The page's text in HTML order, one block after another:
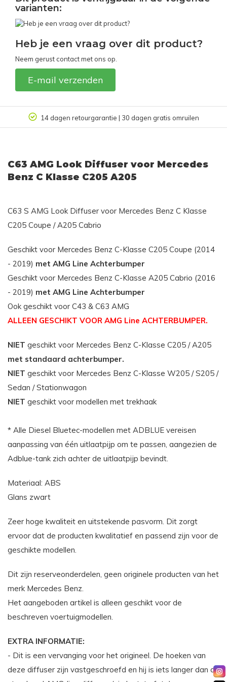
varianten:
Heb je een vraag over dit product?
Neem gerust contact met ons op.
E-mail verzenden
Klantbeoordeling 9.4/10
C63 AMG Look Diffuser voor Mercedes
Benz C Klasse C205 A205
C63 S AMG Look Diffuser voor Mercedes Benz C Klasse
C205 Coupe / A205 Cabrio
Geschikt voor Mercedes Benz C-Klasse C205 Coupe (2014
- 2019) met AMG Line Achterbumper
Geschikt voor Mercedes Benz C-Klasse A205 Cabrio (2016
- 2019) met AMG Line Achterbumper
Ook geschikt voor C43 & C63 AMG
ALLEEN GESCHIKT VOOR AMG Line ACHTERBUMPER.
NIET geschikt voor Mercedes Benz C-Klasse C205 / A205
met standaard achterbumper.
NIET geschikt voor Mercedes Benz C-Klasse W205 / S205 /
Sedan / Stationwagon
NIET geschikt voor modellen met trekhaak
* Alle Diesel Bluetec-modellen met ADBLUE vereisen
aanpassing van één uitlaatpijp om te passen, aangezien de
Adblue-tank zich achter de uitlaatpijp bevindt.
Materiaal: ABS
Glans zwart
Zeer hoge kwaliteit en uitstekende pasvorm. Dit zorgt
ervoor dat de producten kwalitatief en passend zijn voor de
geschikte modellen.
Dit zijn reserveonderdelen, geen originele producten van het
merk Mercedes Benz.
Het aangeboden artikel is alleen geschikt voor de
beschreven voertuigmodellen.
EXTRA INFORMATIE:
- Dit is een vervanging voor het origineel. De hoeken van
deze diffuser zijn vastgeschroefd en hij is iets langer dan de